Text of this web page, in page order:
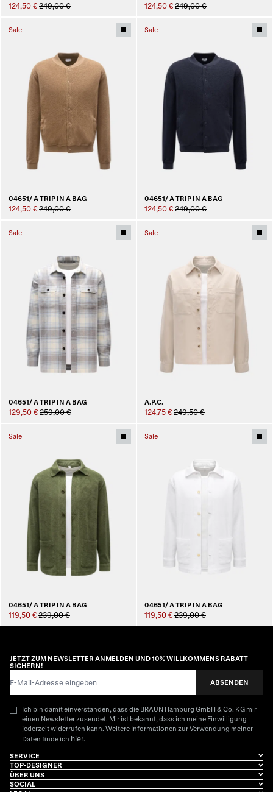
124,50 € 249,00 € 124,50 € 249,00 €
Sale
04651/ A TRIP IN A BAG
124,50 € 249,00 €
Sale
04651/ A TRIP IN A BAG
124,50 € 249,00 €
Sale
04651/ A TRIP IN A BAG
129,50 € 259,00 €
Sale
A.P.C.
124,75 € 249,50 €
Sale
04651/ A TRIP IN A BAG
119,50 € 239,00 €
Sale
04651/ A TRIP IN A BAG
119,50 € 239,00 €
JETZT ZUM NEWSLETTER ANMELDEN UND 10% WILLKOMMENS RABATT
SICHERN!
ABSENDEN
Ich bin damit einverstanden, dass die BRAUN Hamburg GmbH & Co. KG mir
einen Newsletter zusendet. Mir ist bekannt, dass ich meine Einwilligung
jederzeit widerrufen kann. Weitere Informationen zur Verwendung meiner
Daten finde ich hier.
SERVICE
TOP-DESIGNER
ÜBER UNS
SOCIAL